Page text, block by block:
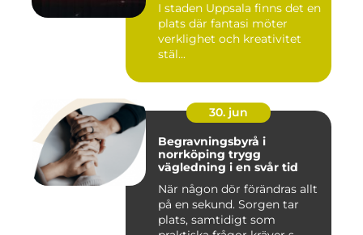
I staden Uppsala finns det en
plats där fantasi möter
verklighet och kreativitet
stäl...
30. jun
Begravningsbyrå i
norrköping trygg
vägledning i en svår tid
När någon dör förändras allt
på en sekund. Sorgen tar
plats, samtidigt som